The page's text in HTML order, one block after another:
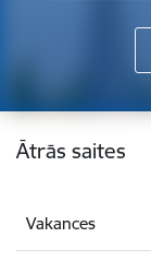
Kājene
Ātrās saites
Vakances